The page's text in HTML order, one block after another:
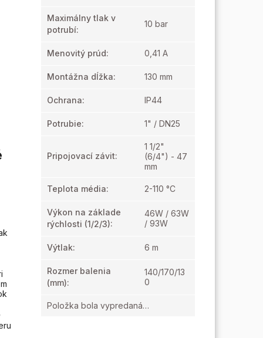
Maximálny tlak v
potrubí:
10 bar
Menovitý prúd: 0,41 A
Montážna dĺžka: 130 mm
Ochrana: IP44
Potrubie: 1" / DN25
Pripojovací závit:
1 1/2"
(6/4") - 47
mm
Teplota média: 2-110 °C
Výkon na základe
rýchlosti (1/2/3):
46W / 63W
/ 93W
Výtlak: 6 m
Rozmer balenia
(mm):
140/170/13
0
Položka bola vypredaná…